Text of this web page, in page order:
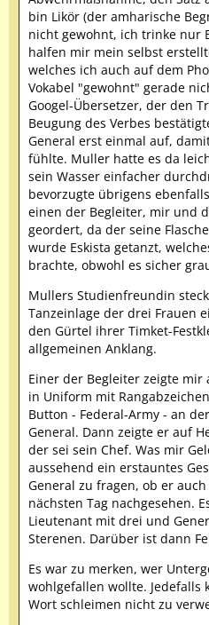
bin Likör (der amharische
nicht gewohnt, ich trinke nur
halfen mir mein selbst
welches ich auch auf dem
Vokabel "gewohnt" gerade
Googel-Übersetzer, der den
Beugung des Verbes
General erst einmal auf,
fühlte. Muller hatte es da
sein Wasser einfacher
bevorzugte übrigens
einen der Begleiter, mir und
geordert, da der seine
wurde Eskista getanzt,
brachte, obwohl es sicher
Mullers Studienfreundin
Tanzeinlage der drei Frauen
den Gürtel ihrer Timket-
allgemeinen Anklang.
Einer der Begleiter zeigte mir
in Uniform mit
Button - Federal-Army - an
General. Dann zeigte er auf
der sei sein Chef. Was mir
aussehend ein erstauntes
General zu fragen, ob er
nächsten Tag nachgesehen.
Lieutenant mit drei und
Sterenen. Darüber ist dann
Es war zu merken, wer
wohlgefallen wollte. Jedefalls
Wort schleimen nicht zu